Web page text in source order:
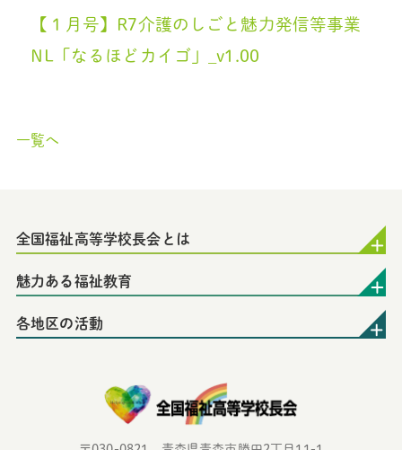
【１月号】R7介護のしごと魅力発信等事業
NL「なるほどカイゴ」_v1.00
一覧へ
全国福祉高等学校長会とは
魅力ある福祉教育
各地区の活動